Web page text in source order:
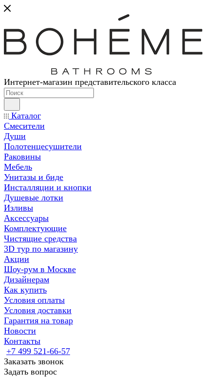
Интернет-магазин представительского класса
Каталог
Смесители
Души
Полотенцесушители
Раковины
Мебель
Унитазы и биде
Инсталляции и кнопки
Душевые лотки
Изливы
Аксессуары
Комплектующие
Чистящие средства
3D тур по магазину
Акции
Шоу-рум в Москве
Дизайнерам
Как купить
Условия оплаты
Условия доставки
Гарантия на товар
Новости
Контакты
+7 499 521-66-57
Заказать звонок
Задать вопрос